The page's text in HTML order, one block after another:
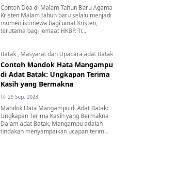
Contoh Doa di Malam Tahun Baru Agama
Kristen Malam tahun baru selalu menjadi
momen istimewa bagi umat Kristen,
terutama bagi jemaat HKBP. Tr...
Batak , Masyarat dan Upacara adat Batak
Contoh Mandok Hata Mangampu
di Adat Batak: Ungkapan Terima
Kasih yang Bermakna
29 Sep, 2023
Mandok Hata Mangampu di Adat Batak:
Ungkapan Terima Kasih yang Bermakna
Dalam adat Batak, Mangampu adalah
tindakan menyampaikan ucapan terim...